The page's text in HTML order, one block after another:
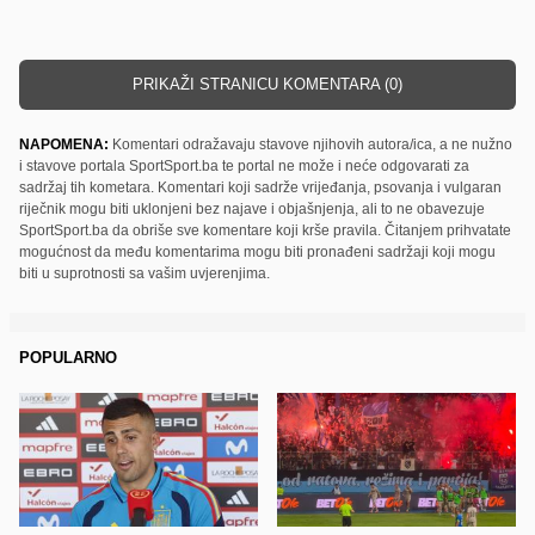
PRIKAŽI STRANICU KOMENTARA (0)
NAPOMENA: Komentari odražavaju stavove njihovih autora/ica, a ne nužno
i stavove portala SportSport.ba te portal ne može i neće odgovarati za
sadržaj tih kometara. Komentari koji sadrže vrijeđanja, psovanja i vulgaran
riječnik mogu biti uklonjeni bez najave i objašnjenja, ali to ne obavezuje
SportSport.ba da obriše sve komentare koji krše pravila. Čitanjem prihvatate
mogućnost da među komentarima mogu biti pronađeni sadržaji koji mogu
biti u suprotnosti sa vašim uvjerenjima.
POPULARNO